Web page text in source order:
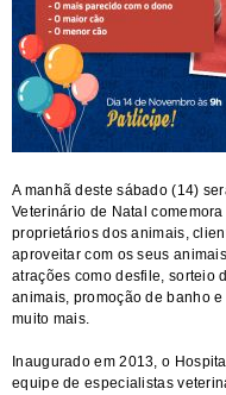
A manhã deste sábado (14)
Veterinário de Natal
proprietários dos animais,
aproveitar com os seus
atrações como desfile, sorteio
animais, promoção de banho
muito mais.
Inaugurado em 2013, o
equipe de especialistas